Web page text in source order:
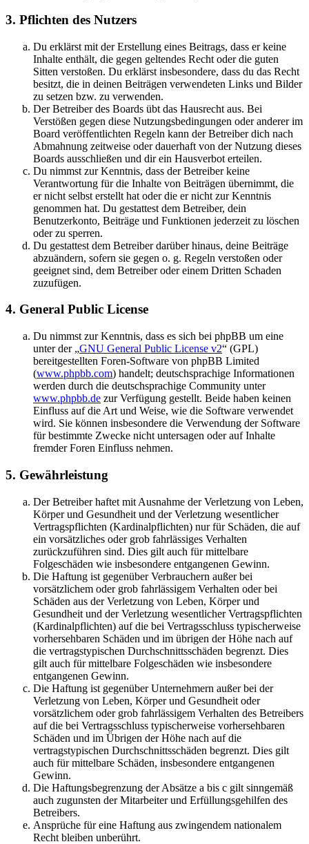
3. Pflichten des Nutzers
Du erklärst mit der Erstellung eines Beitrags, dass er keine
Inhalte enthält, die gegen geltendes Recht oder die guten
Sitten verstoßen. Du erklärst insbesondere, dass du das Recht
besitzt, die in deinen Beiträgen verwendeten Links und Bilder
zu setzen bzw. zu verwenden.
Der Betreiber des Boards übt das Hausrecht aus. Bei
Verstößen gegen diese Nutzungsbedingungen oder anderer im
Board veröffentlichten Regeln kann der Betreiber dich nach
Abmahnung zeitweise oder dauerhaft von der Nutzung dieses
Boards ausschließen und dir ein Hausverbot erteilen.
Du nimmst zur Kenntnis, dass der Betreiber keine
Verantwortung für die Inhalte von Beiträgen übernimmt, die
er nicht selbst erstellt hat oder die er nicht zur Kenntnis
genommen hat. Du gestattest dem Betreiber, dein
Benutzerkonto, Beiträge und Funktionen jederzeit zu löschen
oder zu sperren.
Du gestattest dem Betreiber darüber hinaus, deine Beiträge
abzuändern, sofern sie gegen o. g. Regeln verstoßen oder
geeignet sind, dem Betreiber oder einem Dritten Schaden
zuzufügen.
4. General Public License
Du nimmst zur Kenntnis, dass es sich bei phpBB um eine
unter der „GNU General Public License v2“ (GPL)
bereitgestellten Foren-Software von phpBB Limited
(www.phpbb.com) handelt; deutschsprachige Informationen
werden durch die deutschsprachige Community unter
www.phpbb.de zur Verfügung gestellt. Beide haben keinen
Einfluss auf die Art und Weise, wie die Software verwendet
wird. Sie können insbesondere die Verwendung der Software
für bestimmte Zwecke nicht untersagen oder auf Inhalte
fremder Foren Einfluss nehmen.
5. Gewährleistung
Der Betreiber haftet mit Ausnahme der Verletzung von Leben,
Körper und Gesundheit und der Verletzung wesentlicher
Vertragspflichten (Kardinalpflichten) nur für Schäden, die auf
ein vorsätzliches oder grob fahrlässiges Verhalten
zurückzuführen sind. Dies gilt auch für mittelbare
Folgeschäden wie insbesondere entgangenen Gewinn.
Die Haftung ist gegenüber Verbrauchern außer bei
vorsätzlichem oder grob fahrlässigem Verhalten oder bei
Schäden aus der Verletzung von Leben, Körper und
Gesundheit und der Verletzung wesentlicher Vertragspflichten
(Kardinalpflichten) auf die bei Vertragsschluss typischerweise
vorhersehbaren Schäden und im übrigen der Höhe nach auf
die vertragstypischen Durchschnittsschäden begrenzt. Dies
gilt auch für mittelbare Folgeschäden wie insbesondere
entgangenen Gewinn.
Die Haftung ist gegenüber Unternehmern außer bei der
Verletzung von Leben, Körper und Gesundheit oder
vorsätzlichem oder grob fahrlässigem Verhalten des Betreibers
auf die bei Vertragsschluss typischerweise vorhersehbaren
Schäden und im Übrigen der Höhe nach auf die
vertragstypischen Durchschnittsschäden begrenzt. Dies gilt
auch für mittelbare Schäden, insbesondere entgangenen
Gewinn.
Die Haftungsbegrenzung der Absätze a bis c gilt sinngemäß
auch zugunsten der Mitarbeiter und Erfüllungsgehilfen des
Betreibers.
Ansprüche für eine Haftung aus zwingendem nationalem
Recht bleiben unberührt.